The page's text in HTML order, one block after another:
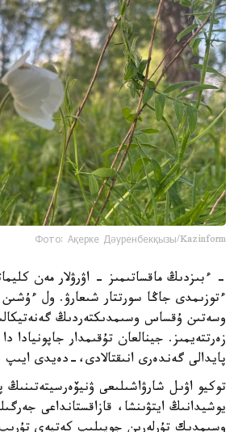
Фото: Ақерке Дәуренбекқызы/Kazinform
- ءبىزدىڭ ماقساتىمىز - اۋرۋلار مەن
ءتوزىمدى جاڭا سورتتار شىعارۋ. ول ءۇشىن
وسەتىن ۇقساس وسىمدىكتەردىڭ
زەرتتەيمىز. جينالعان تۇقىمدار جاپونيادا
پايدالى گەندەرى انىقتالادى،-دەيدى ايىپ
توكيو اۋىل شارۋاشىلىعى
يوشيدانىڭ ايتۋىنشا، قازاقستانداعى